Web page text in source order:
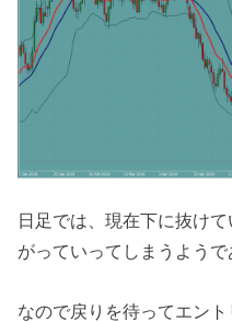
日足では、現在下に抜け
がっていってしまうようで
なので戻りを待ってエン